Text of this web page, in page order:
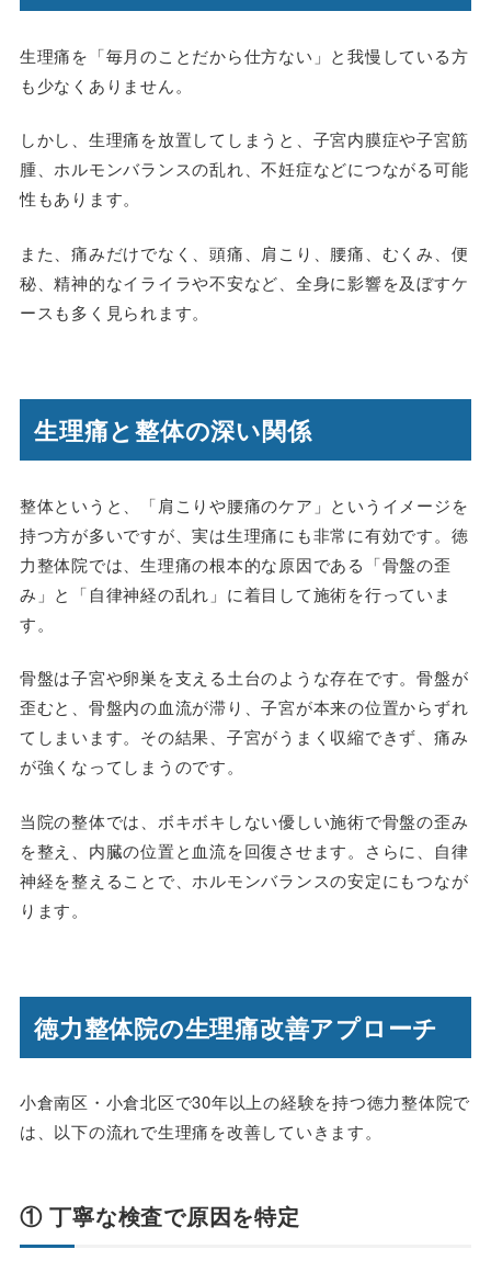
生理痛を「毎月のことだから仕方ない」と我慢している方
も少なくありません。
しかし、生理痛を放置してしまうと、子宮内膜症や子宮筋
腫、ホルモンバランスの乱れ、不妊症などにつながる可能
性もあります。
また、痛みだけでなく、頭痛、肩こり、腰痛、むくみ、便
秘、精神的なイライラや不安など、全身に影響を及ぼすケ
ースも多く見られます。
生理痛と整体の深い関係
整体というと、「肩こりや腰痛のケア」というイメージを
持つ方が多いですが、実は生理痛にも非常に有効です。徳
力整体院では、生理痛の根本的な原因である「骨盤の歪
み」と「自律神経の乱れ」に着目して施術を行っていま
す。
骨盤は子宮や卵巣を支える土台のような存在です。骨盤が
歪むと、骨盤内の血流が滞り、子宮が本来の位置からずれ
てしまいます。その結果、子宮がうまく収縮できず、痛み
が強くなってしまうのです。
当院の整体では、ボキボキしない優しい施術で骨盤の歪み
を整え、内臓の位置と血流を回復させます。さらに、自律
神経を整えることで、ホルモンバランスの安定にもつなが
ります。
徳力整体院の生理痛改善アプローチ
小倉南区・小倉北区で30年以上の経験を持つ徳力整体院で
は、以下の流れで生理痛を改善していきます。
① 丁寧な検査で原因を特定